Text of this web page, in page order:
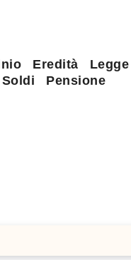
Eredità
Legge
Soldi Pensione